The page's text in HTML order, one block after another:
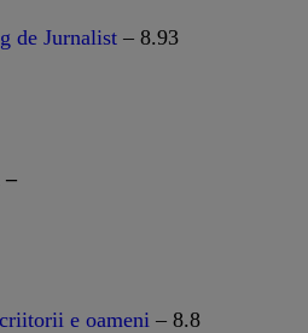
de Jurnalist – 8.93
–
e oameni – 8.8